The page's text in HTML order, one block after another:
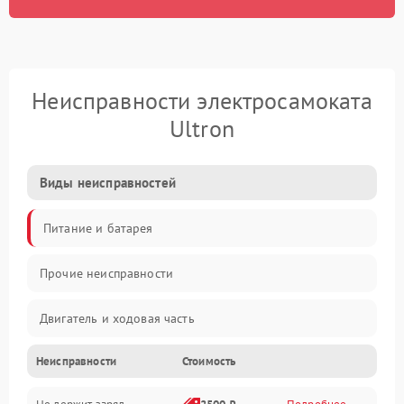
Неисправности электросамоката
Ultron
Виды неисправностей
Питание и батарея
Прочие неисправности
Двигатель и ходовая часть
Тормоза и безопасность
Неисправности Стоимость